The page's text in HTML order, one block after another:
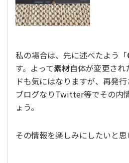
私の場合は、先に述べたよう「
す。よって素材自体が変更され
ドも気にはなりますが、再発
ブログなりTwitter等でその内
ょう。
その情報を楽しみにしたいと思